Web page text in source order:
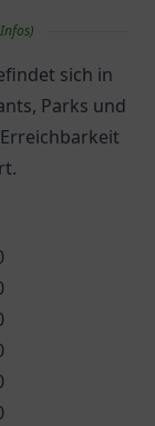
sich in
Parks und